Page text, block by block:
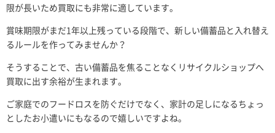
限が長いため買取にも非常に適しています。
賞味期限がまだ1年以上残っている段階で、新しい備蓄品と入れ替え
るルールを作ってみませんか？
そうすることで、古い備蓄品を焦ることなくリサイクルショップへ
買取に出す余裕が生まれます。
ご家庭でのフードロスを防ぐだけでなく、家計の足しになるちょっ
としたお小遣いにもなるので嬉しいですよね。